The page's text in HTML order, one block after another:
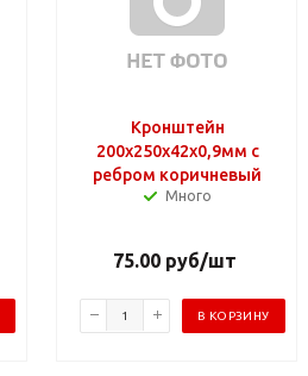
Кронштейн
200х250х42х0,9мм с
ребром коричневый
Много
75.00 руб/шт
В КОРЗИНУ